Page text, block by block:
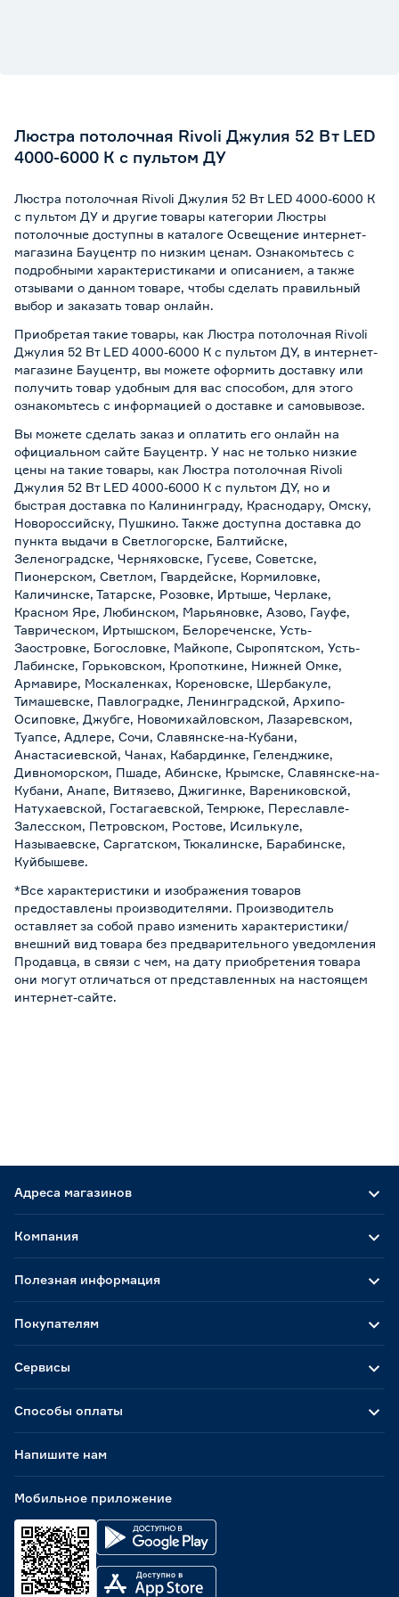
Напряжение (В) 220
Форма ламп Светодиоды
Страна производства Китай
Вес брутто (кг)
Люстра потолочная Rivoli Джулия 52 Вт LED
4000-6000 К с пультом ДУ
Люстра потолочная Rivoli Джулия 52 Вт LED 4000-6000 К
с пультом ДУ и другие товары категории Люстры
потолочные доступны в каталоге Освещение интернет-
магазина Бауцентр по низким ценам. Ознакомьтесь с
подробными характеристиками и описанием, а также
отзывами о данном товаре, чтобы сделать правильный
выбор и заказать товар онлайн.
Приобретая такие товары, как Люстра потолочная Rivoli
Джулия 52 Вт LED 4000-6000 К с пультом ДУ, в интернет-
магазине Бауцентр, вы можете оформить доставку или
получить товар удобным для вас способом, для этого
ознакомьтесь с информацией о доставке и самовывозе.
Вы можете сделать заказ и оплатить его онлайн на
официальном сайте Бауцентр. У нас не только низкие
цены на такие товары, как Люстра потолочная Rivoli
Джулия 52 Вт LED 4000-6000 К с пультом ДУ, но и
быстрая доставка по Калининграду, Краснодару, Омску,
Новороссийску, Пушкино. Также доступна доставка до
пункта выдачи в Светлогорске, Балтийске,
Зеленоградске, Черняховске, Гусеве, Советске,
Пионерском, Светлом, Гвардейске, Кормиловке,
Каличинске, Татарске, Розовке, Иртыше, Черлаке,
Красном Яре, Любинском, Марьяновке, Азово, Гауфе,
Таврическом, Иртышском, Белореченске, Усть-
Заостровке, Богословке, Майкопе, Сыропятском, Усть-
Лабинске, Горьковском, Кропоткине, Нижней Омке,
Армавире, Москаленках, Кореновске, Шербакуле,
Тимашевске, Павлоградке, Ленинградской, Архипо-
Осиповке, Джубге, Новомихайловском, Лазаревском,
Туапсе, Адлере, Сочи, Славянске-на-Кубани,
Анастасиевской, Чанах, Кабардинке, Геленджике,
Дивноморском, Пшаде, Абинске, Крымске, Славянске-на-
Кубани, Анапе, Витязево, Джигинке, Варениковской,
Натухаевской, Гостагаевской, Темрюке, Переславле-
Залесском, Петровском, Ростове, Исилькуле,
Называевске, Саргатском, Тюкалинске, Барабинске,
Куйбышеве.
*Все характеристики и изображения товаров
предоставлены производителями. Производитель
оставляет за собой право изменить характеристики/
внешний вид товара без предварительного уведомления
Продавца, в связи с чем, на дату приобретения товара
они могут отличаться от представленных на настоящем
интернет-сайте.
Адреса магазинов
Способы оплаты
Мобильное приложение
Компания
Полезная информация
Покупателям
Сервисы
Напишите нам